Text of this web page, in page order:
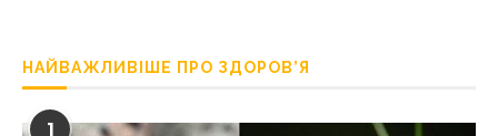
НАЙВАЖЛИВІШЕ ПРО ЗДОРОВ’Я
1